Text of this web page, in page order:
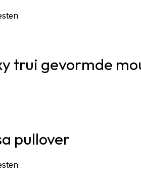
trui gevormde
pullover